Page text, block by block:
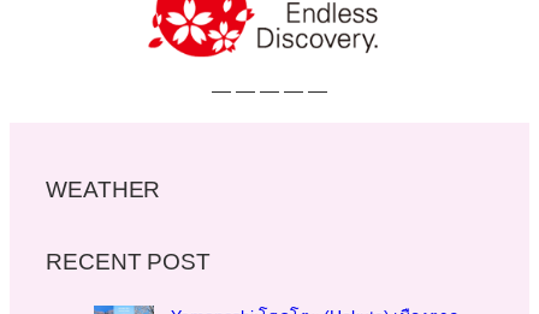
— — — — —
WEATHER
RECENT POST